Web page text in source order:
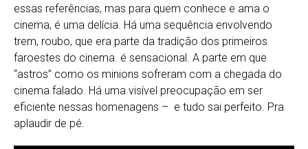
essas referências, mas para quem conhece e ama o
cinema, é uma delícia. Há uma sequência envolvendo
trem, roubo, que era parte da tradição dos primeiros
faroestes do cinema. é sensacional. A parte em que
“astros” como os minions sofreram com a chegada do
cinema falado. Há uma visível preocupação em ser
eficiente nessas homenagens – e tudo sai perfeito. Pra
aplaudir de pé.